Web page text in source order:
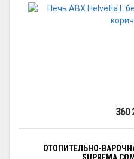
360
ОТОПИТЕЛЬНО-